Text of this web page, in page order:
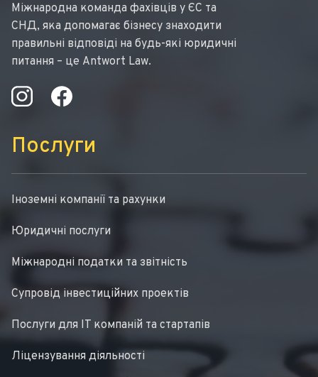
Міжнародна команда фахівців у ЄС та
СНД, яка допомагає бізнесу знаходити
правильні відповіді на будь-які юридичні
питання – це Antwort Law.
Послуги
Іноземні компанії та рахунки
Юридичні послуги
Міжнародні податки та звітність
Супровід інвестиційних проектів
Послуги для IT компаній та стартапів
Ліцензування діяльності